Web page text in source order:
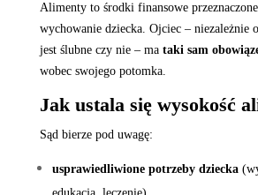
Alimenty to środki finansowe
wychowanie dziecka. Ojciec – niezależnie
jest ślubne czy nie – ma taki sam
wobec swojego potomka.
Jak ustala się wysokość
Sąd bierze pod uwagę:
usprawiedliwione potrzeby dziecka